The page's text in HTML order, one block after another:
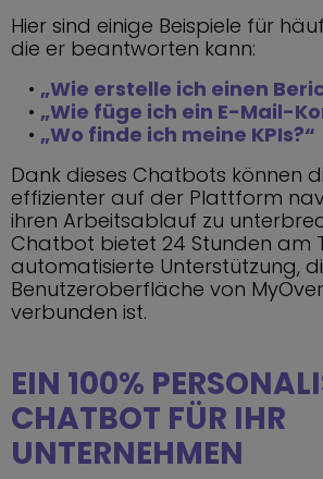
Hier sind einige Beispiele für
die er beantworten kann:
„Wie erstelle ich einen
„Wie füge ich ein E-Mail-
„Wo finde ich meine KPIs?“
Dank dieses Chatbots können
effizienter auf der Plattform
ihren Arbeitsablauf zu
Chatbot bietet 24 Stunden am
automatisierte Unterstützung,
Benutzeroberfläche von
verbunden ist.
EIN 100%
CHATBOT FÜR IHR
UNTERNEHMEN